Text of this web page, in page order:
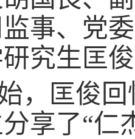
事、党
究生匡
，匡俊
享了“仁